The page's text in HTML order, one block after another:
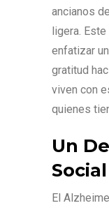
ancianos
ligera.
enfatizar
gratitud
viven con
quienes
Un
Social
El